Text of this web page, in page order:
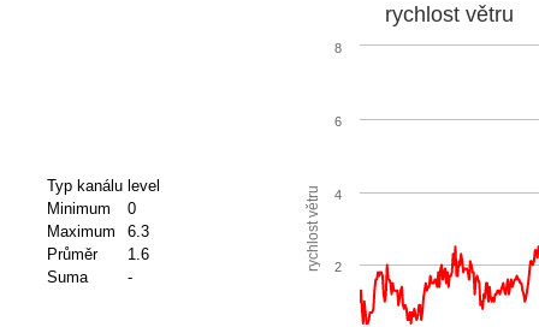
Typ kanálu level
Minimum
0
Maximum
6.3
Průměr
1.6
Suma
-
rychlost větru
rychlost větru
2
4
6
8